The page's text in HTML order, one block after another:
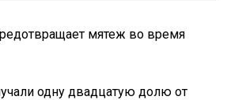
мятеж во время
одну двадцатую долю от